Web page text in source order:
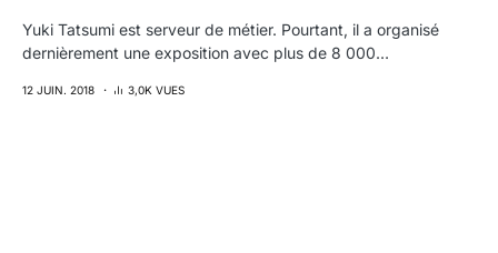
Yuki Tatsumi est serveur de métier. Pourtant, il a organisé
dernièrement une exposition avec plus de 8 000…
12 JUIN. 2018 3,0K VUES